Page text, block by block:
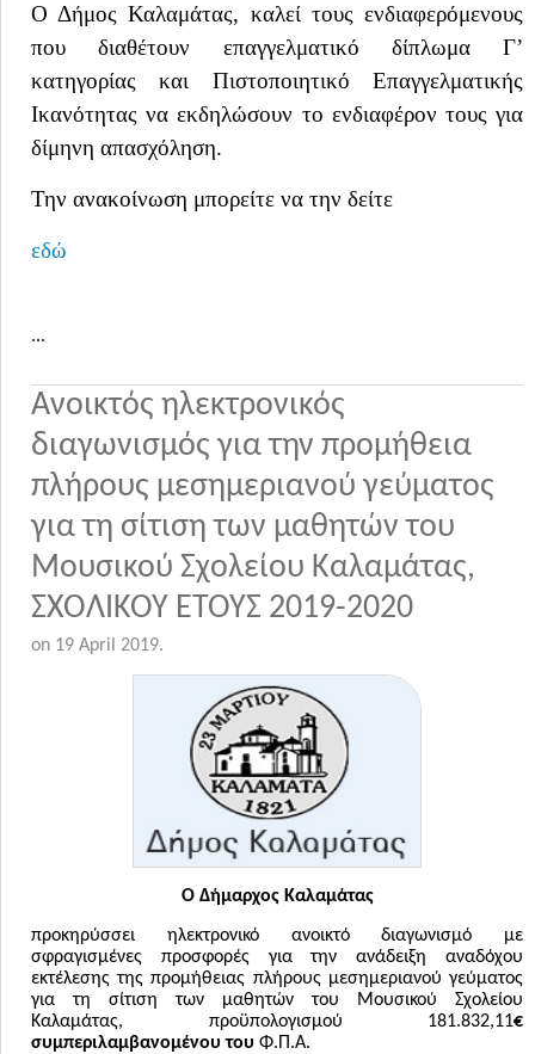
Ο Δήμος Καλαμάτας, καλεί τους ενδιαφερόμενους
που διαθέτουν επαγγελματικό δίπλωμα Γ’
κατηγορίας και Πιστοποιητικό Επαγγελματικής
Ικανότητας να εκδηλώσουν το ενδιαφέρον τους για
δίμηνη απασχόληση.
Την ανακοίνωση μπορείτε να την δείτε
εδώ
...
Ανοικτός ηλεκτρονικός
διαγωνισμός για την προμήθεια
πλήρους μεσημεριανού γεύματος
για τη σίτιση των μαθητών του
Μουσικού Σχολείου Καλαμάτας,
ΣΧΟΛΙΚΟΥ ΕΤΟΥΣ 2019-2020
on 19 April 2019.
Ο Δήμαρχος Καλαμάτας
προκηρύσσει ηλεκτρονικό ανοικτό διαγωνισμό με
σφραγισμένες προσφορές για την ανάδειξη αναδόχου
εκτέλεσης της προμήθειας πλήρους μεσημεριανού γεύματος
για τη σίτιση των μαθητών του Μουσικού Σχολείου
Καλαμάτας, προϋπολογισμού 181.832,11€
συμπεριλαμβανομένου του Φ.Π.Α.